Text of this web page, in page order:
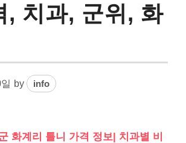
, 치과, 군위, 화
by info
화계리 틀니 가격 정보| 치과별 비